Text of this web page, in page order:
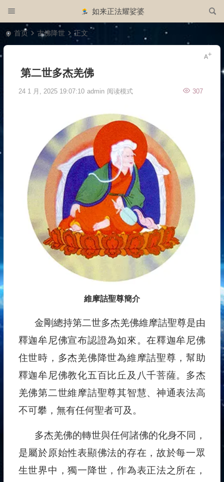
如来正法耀娑婆
首页 古佛降世 正文
第二世多杰羌佛
24 1 月, 2025 19:07:10 admin 307
阅读模式
維摩詰聖尊簡介
金剛總持第二世多杰羌佛維摩詰聖尊是由
釋迦牟尼佛宣布認證為如來。在釋迦牟尼佛
住世時，多杰羌佛降世為維摩詰聖尊，幫助
釋迦牟尼佛教化五百比丘及八千菩薩。多杰
羌佛第二世維摩詰聖尊其智慧、神通表法高
不可攀，無有任何聖者可及。
多杰羌佛的轉世與任何諸佛的化身不同，
是屬於原始性表顯佛法的存在，故於每一眾
生世界中，獨一降世，作為表正法之所在，